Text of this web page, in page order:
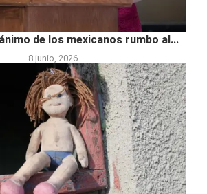
de los mexicanos rumbo al...
8 junio, 2026